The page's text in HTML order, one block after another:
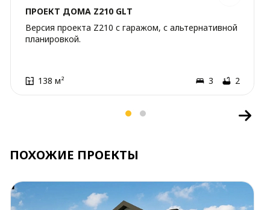
ПРОЕКТ ДОМА Z210 GLT
Версия проекта Z210 c гаражом, с альтернативной
планировкой.
138 м² 3 2
ПОХОЖИЕ ПРОЕКТЫ